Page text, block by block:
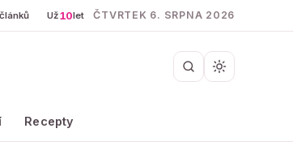
článků Už10let ČTVRTEK 6. SRPNA 2026
Recepty